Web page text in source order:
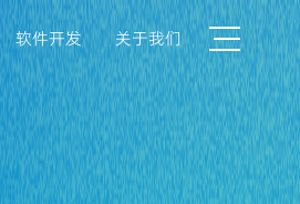
软件开发 关于我们